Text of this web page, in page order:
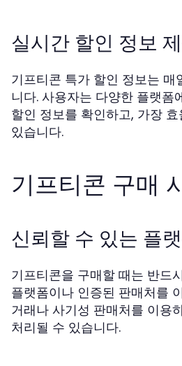
실시간 할인 정보
기프티콘 특가 할인 정보는 매
니다. 사용자는 다양한 플랫폼
할인 정보를 확인하고, 가장
있습니다.
기프티콘 구매
신뢰할 수 있는 플
기프티콘을 구매할 때는 반드
플랫폼이나 인증된 판매처를
거래나 사기성 판매처를 이용
처리될 수 있습니다.